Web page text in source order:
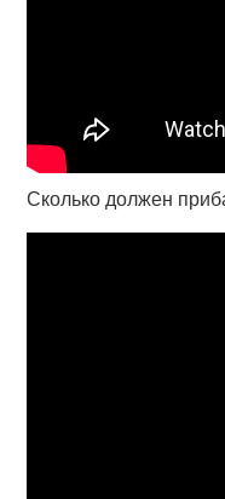
Сколько должен